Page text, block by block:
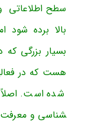
سطح اطلاعاتی و
بالا برده
بسیار بزرگی که
هست که در
شناسی و